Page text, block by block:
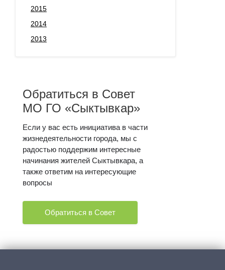
2015
2014
2013
Обратиться в Совет
МО ГО «Сыктывкар»
Если у вас есть инициатива в части
жизнедеятельности города, мы с
радостью поддержим интересные
начинания жителей Сыктывкара, а
также ответим на интересующие
вопросы
Обратиться в Совет